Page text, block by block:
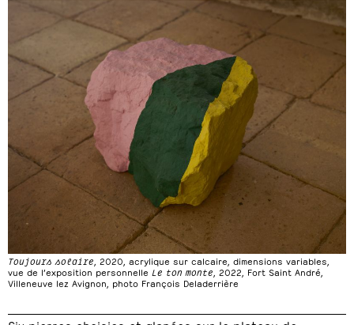
Toujours solaire , 2020, acrylique sur calcaire, dimensions variables,
vue de l’exposition personnelle Le ton monte , 2022, Fort Saint André,
Villeneuve lez Avignon, photo François Deladerrière